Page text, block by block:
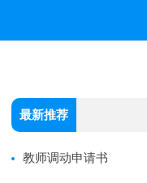
最新推荐
教师调动申请书